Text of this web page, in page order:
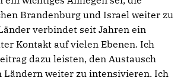
Brandenburg und Israel weiter zu
verbindet seit Jahren ein
Kontakt auf vielen Ebenen. Ich
dazu leisten, den Austausch
Ländern weiter zu intensivieren. Ich